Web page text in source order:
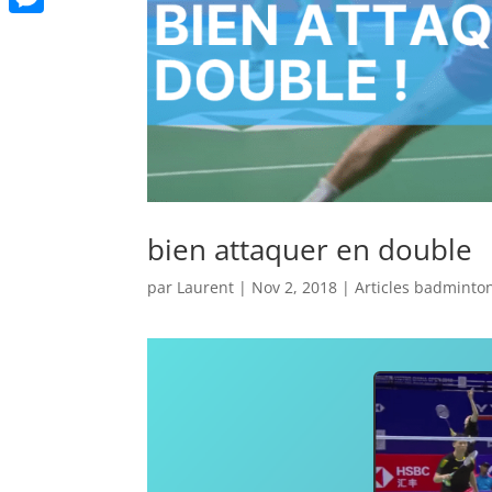
bien attaquer en double
par Laurent | Nov 2, 2018 |Articles